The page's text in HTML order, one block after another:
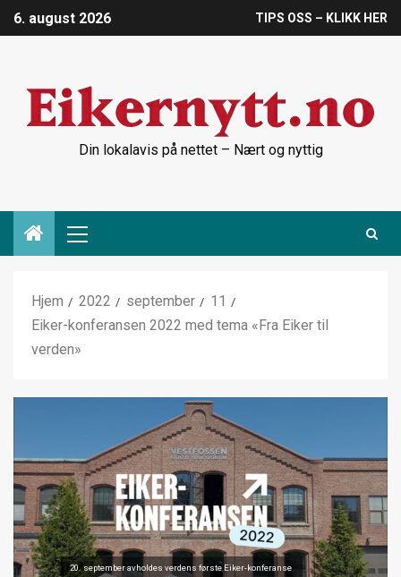
6. august 2026 TIPS OSS – KLIKK HER
Din lokalavis på nettet – Nært og nyttig
Hjem 2022 september
11
Eiker-konferansen 2022 med tema «Fra Eiker til
verden»
20. september avholdes verdens første Eiker-konferanse